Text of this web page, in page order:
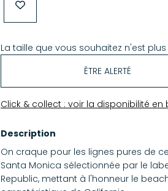
La taille que vous souhaitez n'est
ÊTRE ALERTÉ
Click & collect : voir la disponibilité en
Description
On craque pour les lignes pures de
Santa Monica sélectionnée par le
Republic, mettant à l'honneur le